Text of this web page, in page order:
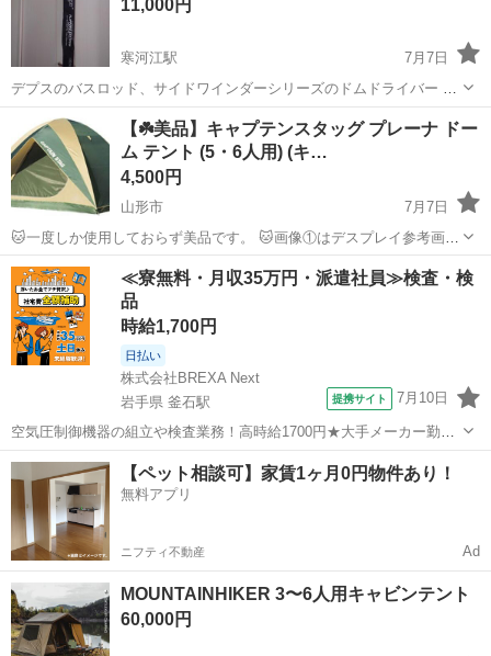
け渡しは少し遠くても大...
11,000円
寒河江駅
7月7日
デプスのバスロッド、サイドワインダーシリーズのドムドライバー フ
リッピングエディションです。 型番はHGC-77XR全長は7フィート7イ
ンチ、ルアーウェイトは1/2oz～4oz、ラインは20lb～40lbです。 ガイ
ドフッ...
山形 寒河江市 寒河江駅 その他
【☘️美品】キャプテンスタッグ プレーナ ドー
ム テント (5・6人用) (キ…
4,500円
山形市
7月7日
🐱一度しか使用しておらず美品です。 🐱画像①はデスプレイ参考画像
です「画像②③④⑤は実物」 ◆商品名プレーナ ドーム テント ◆メー
カー CAPTAIN STAG「キャプテンスタッグ」 ◆品番 M-3102 ◆...
山形 山形市 その他 キャプテンスタッグ
≪寮無料・月収35万円・派遣社員≫検査・検
品
時給1,700円
日払い
株式会社BREXA Next
岩手県 釜石駅
提携サイト 7月10日
空気圧制御機器の組立や検査業務！高時給1700円★大手メーカー勤
務！嬉しい寮費無料！ワンルーム寮完備★マイカー通勤OK＆工場敷地
内に無料駐車場あり★！《岩手県釜石市》 人気の工場のお仕事 ◇空気
圧制御機器（シリンダ、バルブ...
岩手 釜石市 釜石駅 その他
【ペット相談可】家賃1ヶ月0円物件あり！
無料アプリ
ニフティ不動産 Ad
MOUNTAINHIKER 3〜6人用キャビンテント
60,000円